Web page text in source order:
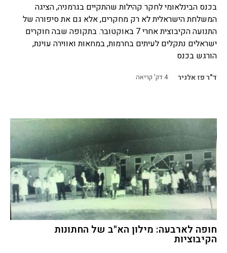
בכנס הבינלאומי לחקר קהילות שהתקיים בגרמניה, הציגה
המשלחת הישראלית לא רק מחקרים, אלא גם את סיפורה של
התנועה הקיבוצית אחרי 7 באוקטובר. בתקופה שבה חוקרים
ישראלים נתקלים לעיתים בחרמות, במחאות ואווירה עוינת,
הורגש בכנס
ד"ר פז אלניר 4דק' קריאה
חופה לארבעה: מילון הא"ב של החתונות
הקיבוציות